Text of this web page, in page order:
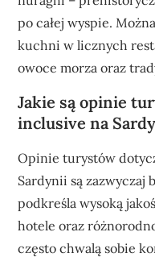
po całej wyspie.
kuchni w licznych
owoce morza oraz
Jakie są opinie
inclusive na
Opinie turystów
Sardynii są zazwyczaj
podkreśla wysoką
hotele oraz
często chwalą sobie